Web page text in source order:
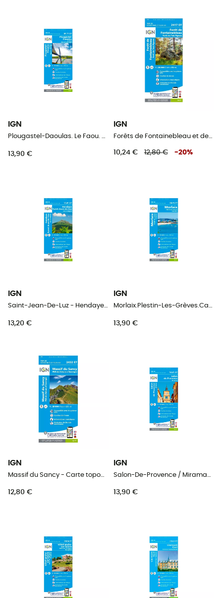
IGN
Plougastel-Daoulas. Le Faou. Pnr D'Armorique - Carte topographique
13,90 €
IGN
Forêts de Fontainebleau et des Trois Pignons - Carte topographique
10,24 € 12,80 € -20%
IGN
Saint-Jean-De-Luz - Hendaye - Carte topographique
13,20 €
IGN
Morlaix.Plestin-Les-Grèves.Carantec - Carte topographique
13,90 €
IGN
Massif du Sancy - Carte topographique
12,80 €
IGN
Salon-De-Provence / Miramas - Carte topographique
13,90 €